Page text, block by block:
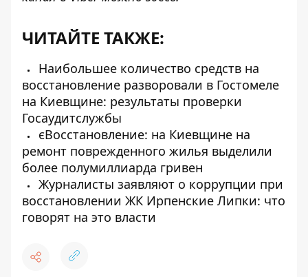
ЧИТАЙТЕ ТАКЖЕ:
Наибольшее количество средств на
восстановление разворовали в Гостомеле
на Киевщине: результаты проверки
Госаудитслужбы
єВосстановление: на Киевщине на
ремонт поврежденного жилья выделили
более полумиллиарда гривен
Журналисты заявляют о коррупции при
восстановлении ЖК Ирпенские Липки: что
говорят на это власти